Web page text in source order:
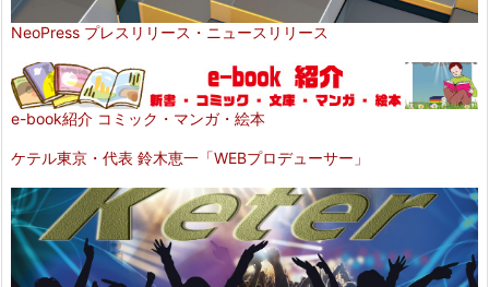
NeoPress プレスリリース・ニュースリリース
e-book紹介 コミック・マンガ・絵本
ケテル東京・代表 鈴木恵一「WEBプロデューサー」